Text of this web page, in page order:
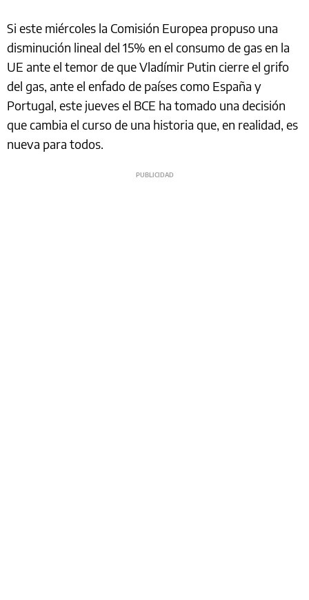
Si este miércoles la Comisión Europea propuso una
disminución lineal del 15% en el consumo de gas en la
UE ante el temor de que Vladímir Putin cierre el grifo
del gas, ante el enfado de países como España y
Portugal, este jueves el BCE ha tomado una decisión
que cambia el curso de una historia que, en realidad, es
nueva para todos.